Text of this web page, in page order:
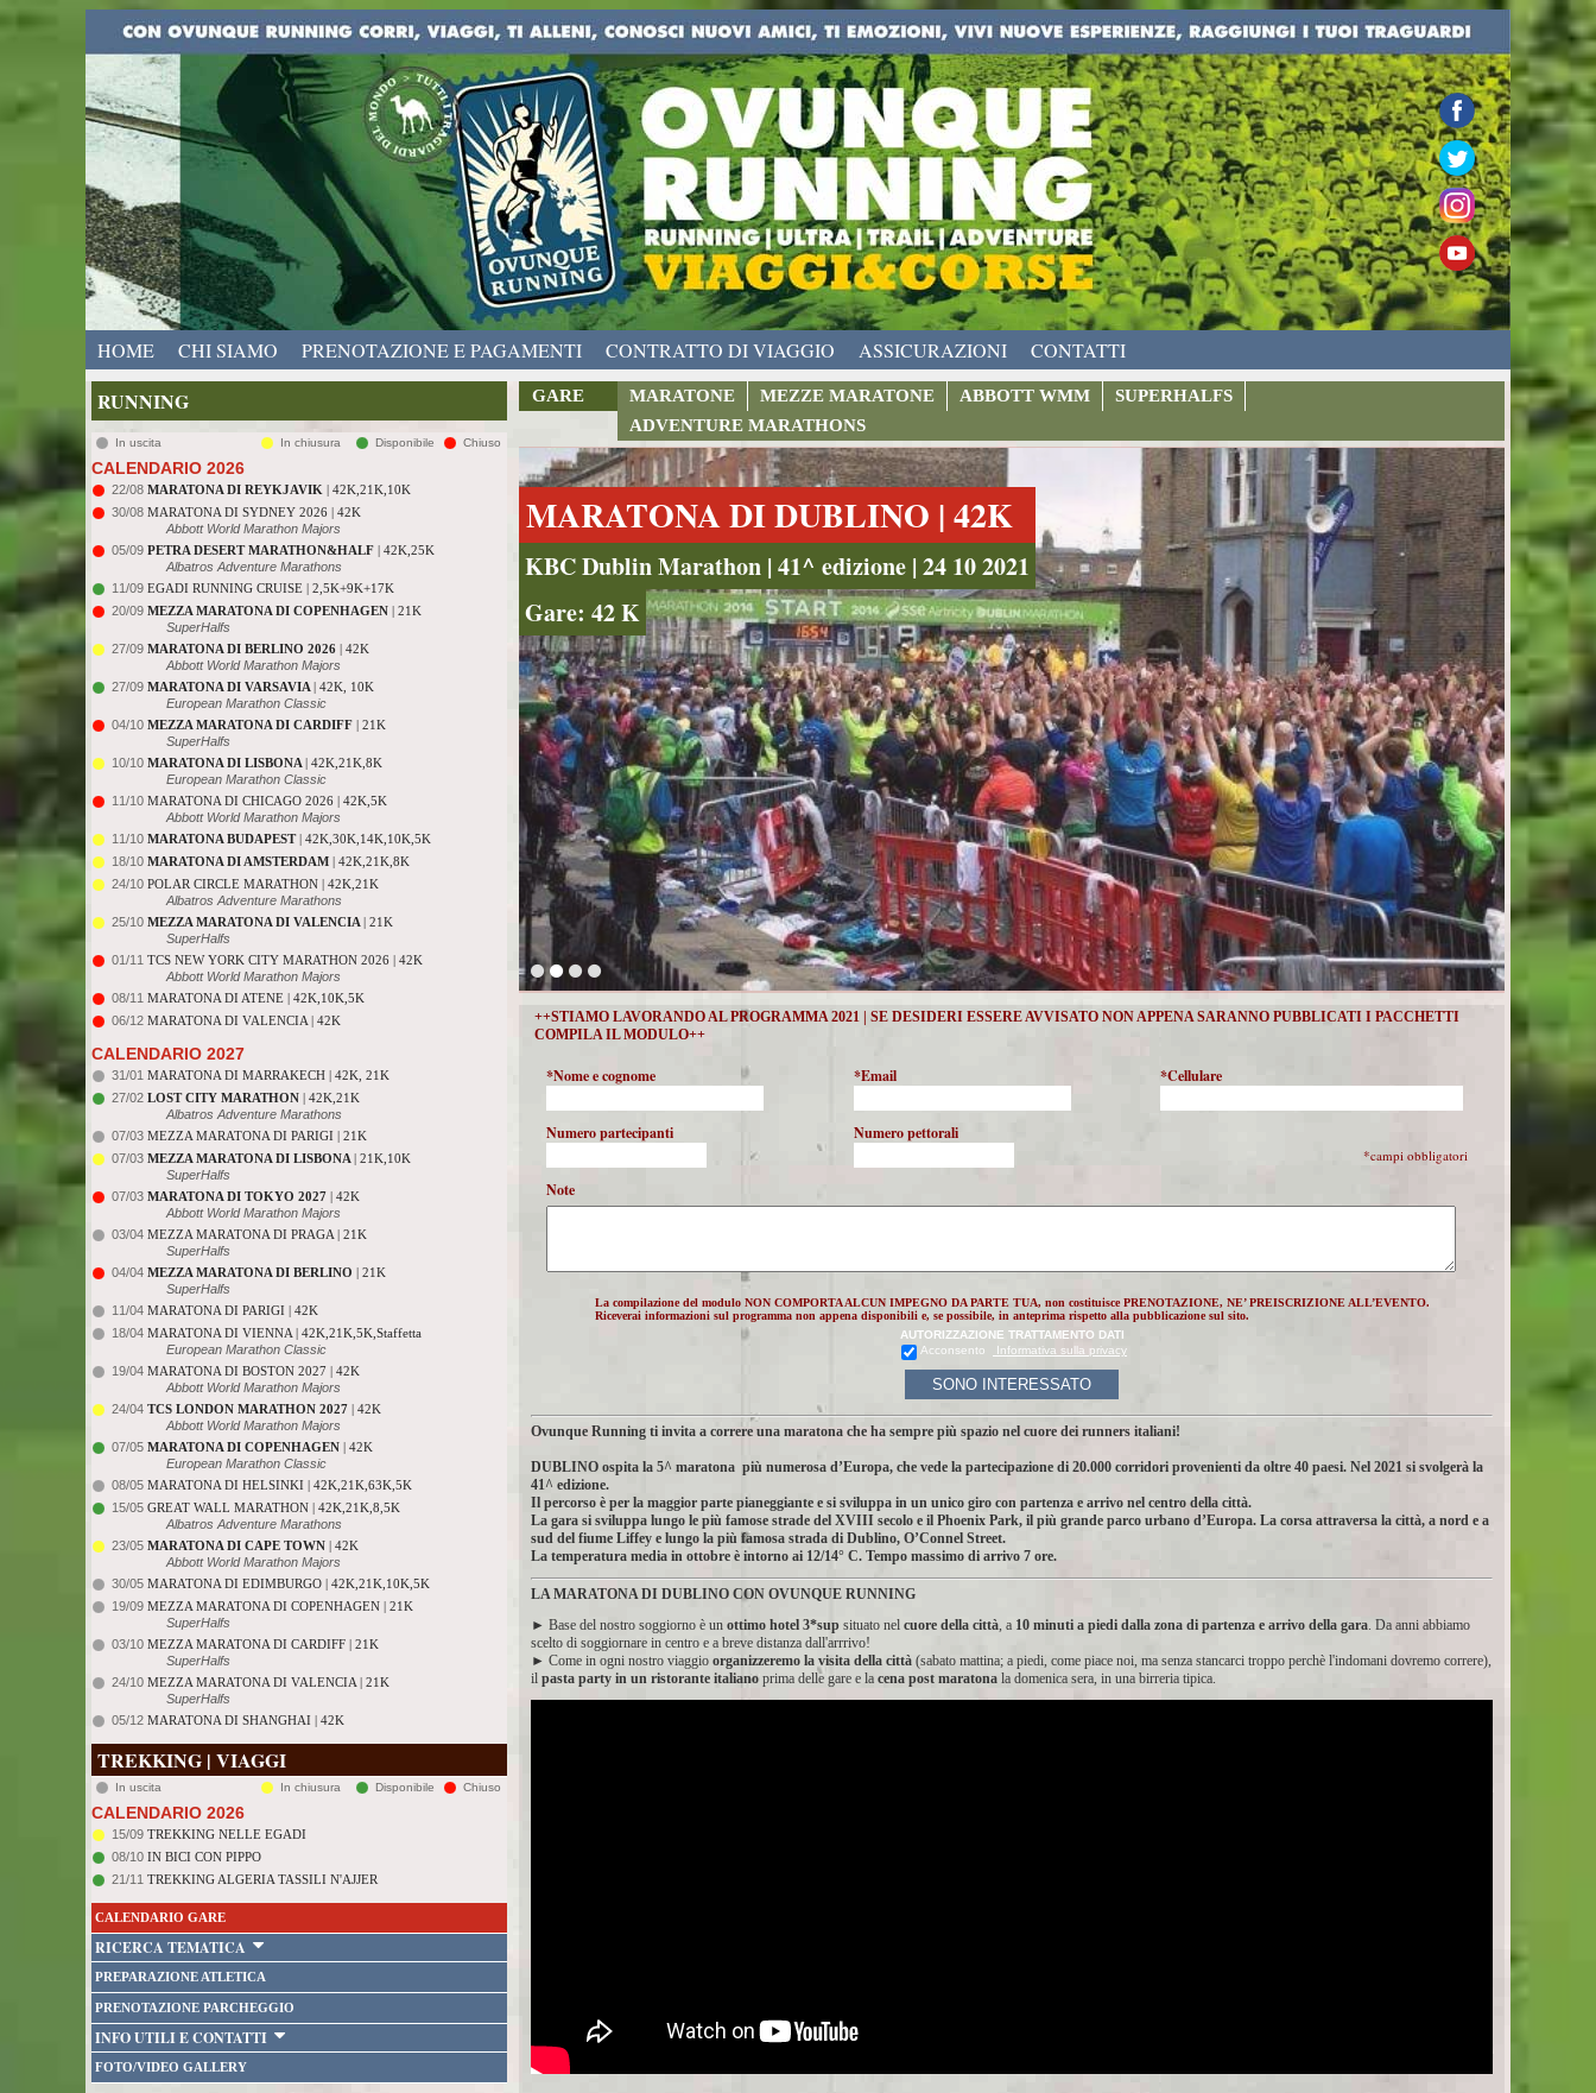
HOME CHI SIAMO PRENOTAZIONE E PAGAMENTI CONTRATTO DI VIAGGIO ASSICURAZIONI CONTATTI
RUNNING
In uscita In chiusura Disponibile Chiuso
CALENDARIO 2026
22/08 MARATONA DI REYKJAVIK | 42K,21K,10K
30/08 MARATONA DI SYDNEY 2026 | 42K
Abbott World Marathon Majors
05/09 PETRA DESERT MARATHON&HALF | 42K,25K
Albatros Adventure Marathons
11/09 EGADI RUNNING CRUISE | 2,5K+9K+17K
20/09 MEZZA MARATONA DI COPENHAGEN | 21K
SuperHalfs
27/09 MARATONA DI BERLINO 2026 | 42K
Abbott World Marathon Majors
27/09 MARATONA DI VARSAVIA | 42K, 10K
European Marathon Classic
04/10 MEZZA MARATONA DI CARDIFF | 21K
SuperHalfs
10/10 MARATONA DI LISBONA | 42K,21K,8K
European Marathon Classic
11/10 MARATONA DI CHICAGO 2026 | 42K,5K
Abbott World Marathon Majors
11/10 MARATONA BUDAPEST| 42K,30K,14K,10K,5K
18/10 MARATONA DI AMSTERDAM | 42K,21K,8K
24/10 POLAR CIRCLE MARATHON | 42K,21K
Albatros Adventure Marathons
25/10 MEZZA MARATONA DI VALENCIA | 21K
SuperHalfs
01/11 TCS NEW YORK CITY MARATHON 2026 | 42K
Abbott World Marathon Majors
08/11 MARATONA DI ATENE | 42K,10K,5K
06/12 MARATONA DI VALENCIA | 42K
CALENDARIO 2027
31/01 MARATONA DI MARRAKECH | 42K, 21K
27/02 LOST CITY MARATHON | 42K,21K
Albatros Adventure Marathons
07/03 MEZZA MARATONA DI PARIGI | 21K
07/03 MEZZA MARATONA DI LISBONA | 21K,10K
SuperHalfs
07/03 MARATONA DI TOKYO 2027 | 42K
Abbott World Marathon Majors
03/04 MEZZA MARATONA DI PRAGA | 21K
SuperHalfs
04/04 MEZZA MARATONA DI BERLINO | 21K
SuperHalfs
11/04 MARATONA DI PARIGI | 42K
18/04 MARATONA DI VIENNA | 42K,21K,5K,Staffetta
European Marathon Classic
19/04 MARATONA DI BOSTON 2027 | 42K
Abbott World Marathon Majors
24/04 TCS LONDON MARATHON 2027 | 42K
Abbott World Marathon Majors
07/05 MARATONA DI COPENHAGEN | 42K
European Marathon Classic
08/05 MARATONA DI HELSINKI | 42K,21K,63K,5K
15/05 GREAT WALL MARATHON | 42K,21K,8,5K
Albatros Adventure Marathons
23/05 MARATONA DI CAPE TOWN | 42K
Abbott World Marathon Majors
30/05 MARATONA DI EDIMBURGO | 42K,21K,10K,5K
19/09 MEZZA MARATONA DI COPENHAGEN | 21K
SuperHalfs
03/10 MEZZA MARATONA DI CARDIFF | 21K
SuperHalfs
24/10 MEZZA MARATONA DI VALENCIA | 21K
SuperHalfs
05/12 MARATONA DI SHANGHAI | 42K
TREKKING | VIAGGI
In uscita In chiusura Disponibile Chiuso
CALENDARIO 2026
15/09 TREKKING NELLE EGADI
08/10 IN BICI CON PIPPO
21/11 TREKKING ALGERIA TASSILI N'AJJER
CALENDARIO GARE
RICERCA TEMATICA
PREPARAZIONE ATLETICA
PRENOTAZIONE PARCHEGGIO
INFO UTILI E CONTATTI
FOTO/VIDEO GALLERY
GARE MARATONE MEZZE MARATONE ABBOTT WMM
SUPERHALFS
ADVENTURE MARATHONS
MARATONA DI DUBLINO | 42K
KBC Dublin Marathon | 41^ edizione | 24 10 2021
Gare: 42 K
++STIAMO LAVORANDO AL PROGRAMMA 2021 | SE DESIDERI ESSERE AVVISATO NON APPENA SARANNO PUBBLICATI I PACCHETTI
COMPILA IL MODULO++
*Nome e cognome *Email *Cellulare
Numero partecipanti Numero pettorali
*campi obbligatori
Note
La compilazione del modulo NON COMPORTA ALCUN IMPEGNO DA PARTE TUA, non costituisce PRENOTAZIONE, NE’ PREISCRIZIONE ALL’EVENTO.
Riceverai informazioni sul programma non appena disponibili e, se possibile, in anteprima rispetto alla pubblicazione sul sito.
AUTORIZZAZIONE TRATTAMENTO DATI
Acconsento
Informativa sulla privacy
SONO INTERESSATO
Ovunque Running ti invita a correre una maratona che ha sempre più spazio nel cuore dei runners italiani!
DUBLINO ospita la 5^ maratona più numerosa d’Europa, che vede la partecipazione di 20.000 corridori provenienti da oltre 40 paesi. Nel 2021 si svolgerà la
41^ edizione.
Il percorso è per la maggior parte pianeggiante e si sviluppa in un unico giro con partenza e arrivo nel centro della città.
La gara si sviluppa lungo le più famose strade del XVIII secolo e il Phoenix Park, il più grande parco urbano d’Europa. La corsa attraversa la città, a nord e a
sud del fiume Liffey e lungo la più famosa strada di Dublino, O’Connel Street.
La temperatura media in ottobre è intorno ai 12/14° C. Tempo massimo di arrivo 7 ore.
LA MARATONA DI DUBLINO CON OVUNQUE RUNNING
► Base del nostro soggiorno è un ottimo hotel 3*sup situato nel cuore della città, a 10 minuti a piedi dalla zona di partenza e arrivo della gara. Da anni abbiamo
scelto di soggiornare in centro e a breve distanza dall'arrrivo!
► Come in ogni nostro viaggio organizzeremo la visita della città (sabato mattina; a piedi, come piace noi, ma senza stancarci troppo perchè l'indomani dovremo correre),
il pasta party in un ristorante italiano prima delle gare e la cena post maratona la domenica sera, in una birreria tipica.